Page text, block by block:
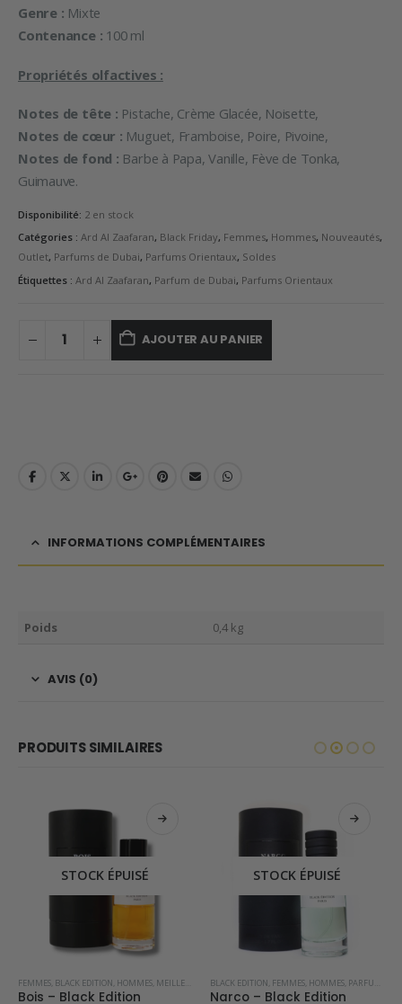
Genre : Mixte
Contenance : 100 ml
Propriétés olfactives :
Notes de tête : Pistache, Crème Glacée, Noisette,
Notes de cœur : Muguet, Framboise, Poire, Pivoine,
Notes de fond : Barbe à Papa, Vanille, Fève de Tonka,
Guimauve.
Disponibilité: 2 en stock
Catégories : Ard Al Zaafaran, Black Friday, Femmes, Hommes, Nouveautés,
Outlet, Parfums de Dubai, Parfums Orientaux, Soldes
Étiquettes : Ard Al Zaafaran, Parfum de Dubai, Parfums Orientaux
AJOUTER AU PANIER
INFORMATIONS COMPLÉMENTAIRES
Poids 0,4 kg
AVIS (0)
PRODUITS SIMILAIRES
D'INTÉRIEUR DE DUBAI
STOCK ÉPUISÉ
FEMMES BLACK EDITION HOMMES MEILLEURES VENTES ,OFFRE SPÉCIALE,PARFUMS OCCIDENTAUX
Bois – Black Edition
STOCK ÉPUISÉ
BLACK EDITION FEMMES HOMMES PARFUMS OCCIDENTAUX
Narco – Black Edition